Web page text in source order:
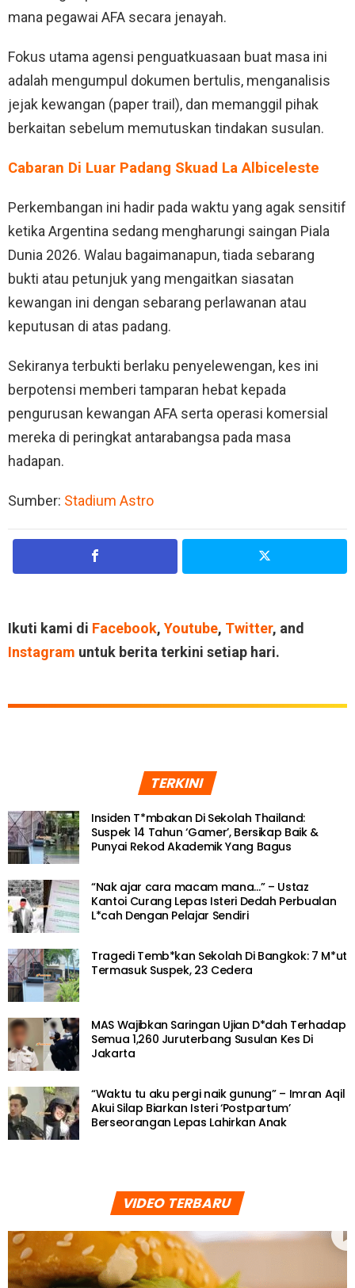
mana pegawai AFA secara jenayah.
Fokus utama agensi penguatkuasaan buat masa ini
adalah mengumpul dokumen bertulis, menganalisis
jejak kewangan (paper trail), dan memanggil pihak
berkaitan sebelum memutuskan tindakan susulan.
Cabaran Di Luar Padang Skuad La Albiceleste
Perkembangan ini hadir pada waktu yang agak sensitif
ketika Argentina sedang mengharungi saingan Piala
Dunia 2026. Walau bagaimanapun, tiada sebarang
bukti atau petunjuk yang mengaitkan siasatan
kewangan ini dengan sebarang perlawanan atau
keputusan di atas padang.
Sekiranya terbukti berlaku penyelewengan, kes ini
berpotensi memberi tamparan hebat kepada
pengurusan kewangan AFA serta operasi komersial
mereka di peringkat antarabangsa pada masa
hadapan.
Sumber: Stadium Astro
Ikuti kami di Facebook, Youtube, Twitter, and
Instagram untuk berita terkini setiap hari.
TERKINI
Insiden T*mbakan Di Sekolah Thailand:
Suspek 14 Tahun ‘Gamer’, Bersikap Baik &
Punyai Rekod Akademik Yang Bagus
“Nak ajar cara macam mana…” – Ustaz
Kantoi Curang Lepas Isteri Dedah Perbualan
L*cah Dengan Pelajar Sendiri
Tragedi Temb*kan Sekolah Di Bangkok: 7 M*ut
Termasuk Suspek, 23 Cedera
MAS Wajibkan Saringan Ujian D*dah Terhadap
Semua 1,260 Juruterbang Susulan Kes Di
Jakarta
“Waktu tu aku pergi naik gunung” – Imran Aqil
Akui Silap Biarkan Isteri ‘Postpartum’
Berseorangan Lepas Lahirkan Anak
VIDEO TERBARU